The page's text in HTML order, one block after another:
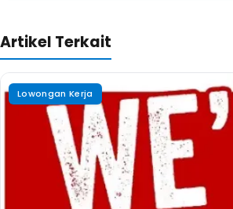
Artikel Terkait
Lowongan Kerja